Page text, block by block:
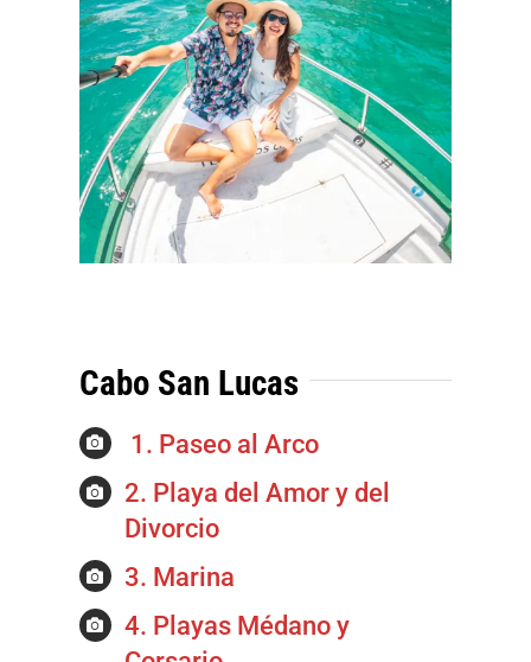
Cabo San Lucas
1. Paseo al Arco
2. Playa del Amor y del
Divorcio
3. Marina
4. Playas Médano y